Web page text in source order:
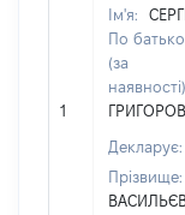
1
Ім'я:
По
(за
Декларує:
Прізвище: